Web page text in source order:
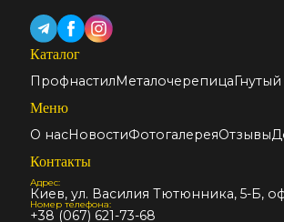
Каталог
ПрофнастилМеталочерепица
Меню
О насНовостиФотогалереяОтзывы
Контакты
Адрес:
Киев, ул. Василия Тютюнника, 5-Б,
Номер телефона:
+38 (067) 621-73-68